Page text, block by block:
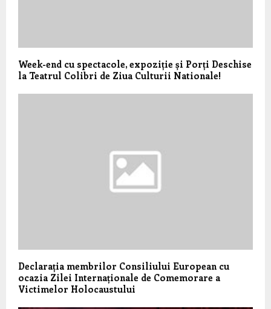
Week-end cu spectacole, expoziție și Porți Deschise
la Teatrul Colibri de Ziua Culturii Nationale!
Declarația membrilor Consiliului European cu
ocazia Zilei Internaționale de Comemorare a
Victimelor Holocaustului